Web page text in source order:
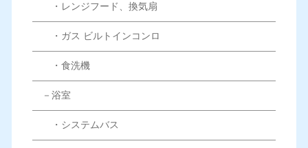
・レンジフード、換気扇
・ガス ビルトインコンロ
・食洗機
－浴室
・システムバス